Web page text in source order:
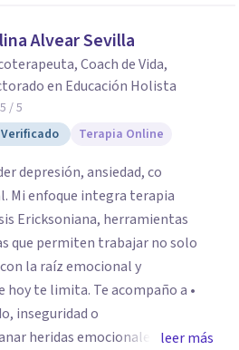
Alvear Sevilla
Coach de Vida,
en Educación Holista
5 / 5
Verificado
Terapia Online
depresión, ansiedad, co
Ericksoniana, herramientas
que permiten trabajar no solo
la raíz emocional y
Te acompaño a •
inseguridad o
heridas emocionales yleer más